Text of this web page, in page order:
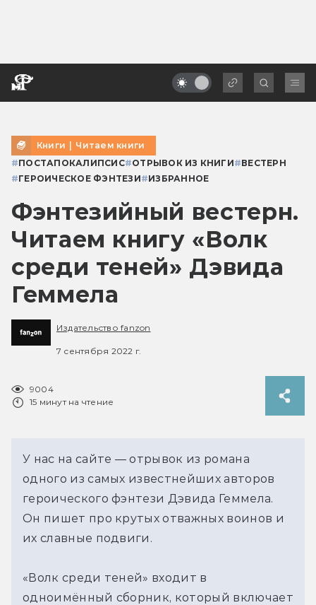
Книги | Читаем книги
#ПОСТАПОКАЛИПСИС#ОТРЫВОК ИЗ КНИГИ#ВЕСТЕРН
#ГЕРОИЧЕСКОЕ ФЭНТЕЗИ#ИЗБРАННОЕ
Фэнтезийный вестерн.
Читаем книгу «Волк
среди теней» Дэвида
Геммела
Издательство fanzon
7 сентября 2022 г.
9004
15 минут на чтение
У нас на сайте — отрывок из романа
одного из самых известнейших авторов
героического фэнтези Дэвида Геммела.
Он пишет про крутых отважных воинов и
их славные подвиги.
«Волк среди теней» входит в
одноимённый сборник, который включает